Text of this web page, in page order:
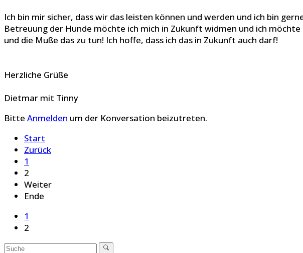
Ich bin mir sicher, dass wir das leisten können und werden und ich bin
Betreuung der Hunde möchte ich mich in Zukunft widmen und ich
und die Muße das zu tun! Ich hoffe, dass ich das in Zukunft auch darf!
Herzliche Grüße
Dietmar mit Tinny
Bitte Anmelden um der Konversation beizutreten.
Start
Zurück
1
2
Weiter
Ende
1
2